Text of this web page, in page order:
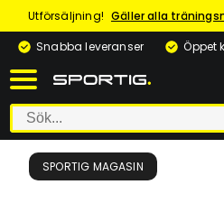
Utförsäljning! Gäller alla
Snabba leveranser
Öppet
SPORTIG MAGASIN